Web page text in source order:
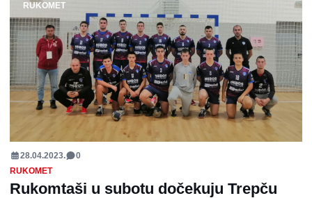
RUKOMET
28.04.2023.
0
RUKOMET
Rukomtaši u subotu dočekuju Trepču